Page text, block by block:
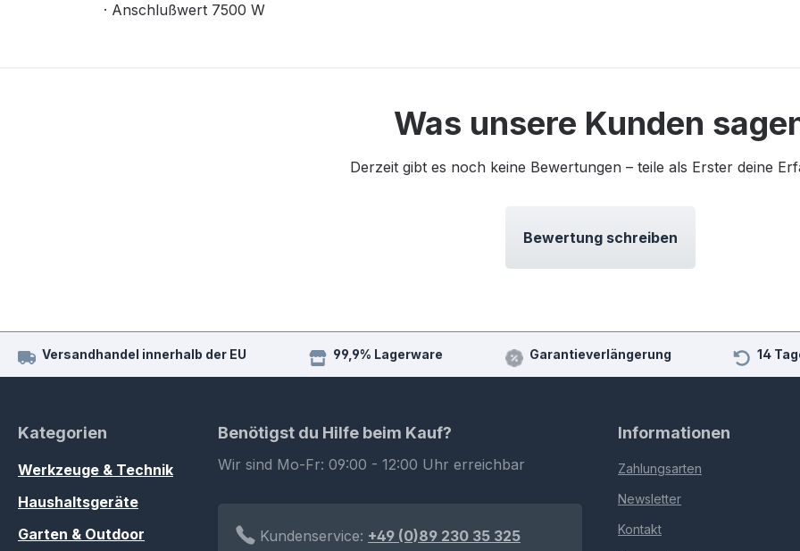
· Anschlußwert 7500 W
Was unsere Kunden
Derzeit gibt es noch keine Bewertungen – teile als Erster deine
Bewertung schreiben
Versandhandel innerhalb der EU 99,9% Lagerware Garantieverlängerung 14
Kategorien
Werkzeuge & Technik
Haushaltsgeräte
Garten & Outdoor
Benötigst du Hilfe beim Kauf?
Wir sind Mo-Fr: 09:00 - 12:00 Uhr erreichbar
Kundenservice: +49 (0)89 230 35 325
Informationen
Zahlungsarten
Newsletter
Kontakt